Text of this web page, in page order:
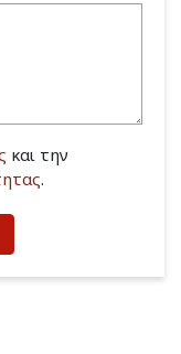
και την
.